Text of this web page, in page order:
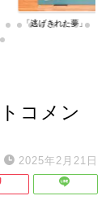
「逃げきれた夢」
コメン
2025年2月21日